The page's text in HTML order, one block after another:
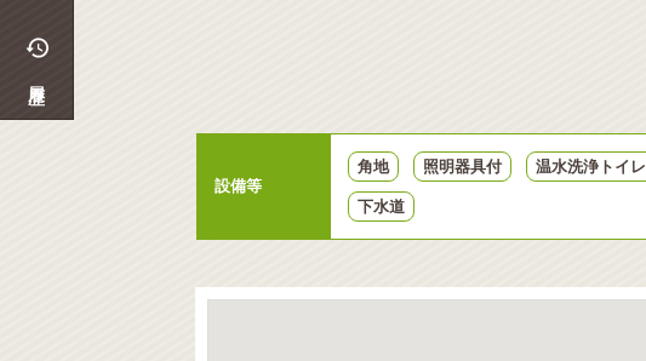
設備等
角地 照明器具付 温水洗浄トイレ
下水道